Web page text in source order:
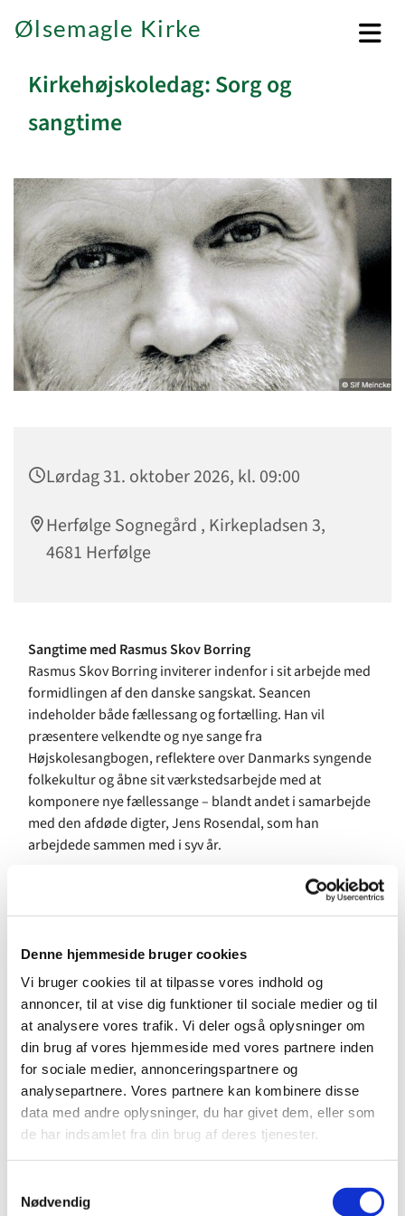
Denne hjemmeside bruger cookies
Vi bruger cookies til at tilpasse vores indhold og
annoncer, til at vise dig funktioner til sociale medier og til
at analysere vores trafik. Vi deler også oplysninger om
din brug af vores hjemmeside med vores partnere inden
for sociale medier, annonceringspartnere og
analysepartnere. Vores partnere kan kombinere disse
data med andre oplysninger, du har givet dem, eller som
de har indsamlet fra din brug af deres tjenester.
Nødvendig
Ølsemagle Kirke
Kirkehøjskoledag: Sorg og
sangtime
Lørdag 31. oktober 2026, kl. 09:00
Herfølge Sognegård , Kirkepladsen 3,
4681 Herfølge
Sangtime med Rasmus Skov Borring
Rasmus Skov Borring inviterer indenfor i sit arbejde med
formidlingen af den danske sangskat. Seancen
indeholder både fællessang og fortælling. Han vil
præsentere velkendte og nye sange fra
Højskolesangbogen, reflektere over Danmarks syngende
folkekultur og åbne sit værkstedsarbejde med at
komponere nye fællessange – blandt andet i samarbejde
med den afdøde digter, Jens Rosendal, som han
arbejdede sammen med i syv år.
Rasmus Skov Borring (f. 1981) er pianist, komponist og
albumudgivelser bag sig med klavermusik og er forfatter
til den anmelderroste bog ”Er der steder hvor sandheden
synger”. Han er født ind i fællessangen og har gjort den til
sin metier gennem både håndens og åndens arbejde.
Tilmelding og betaling
Pris 100 kr. incl. Frokost, som betales på dagen. Husk
tilmelding pålinket her